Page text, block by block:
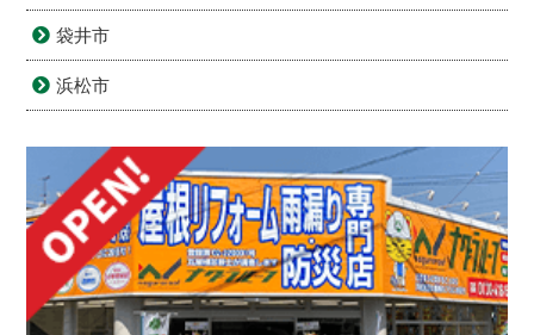
袋井市
浜松市